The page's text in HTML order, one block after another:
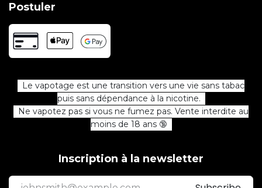
Postuler
Le vapotage est une transition vers une vie sans tabac
puis sans dépendance à la nicotine.
Ne vapotez pas si vous ne fumez pas. Vente interdite au
moins de 18 ans 🔞
Inscription à la newsletter